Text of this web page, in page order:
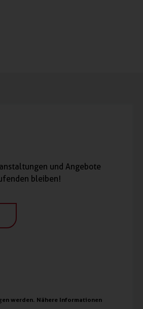
und Angebote
bleiben!
werden. Nähere Informationen